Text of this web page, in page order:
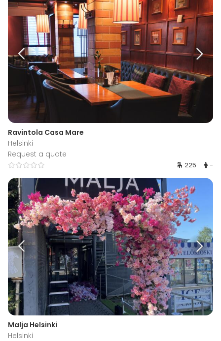
Ravintola Casa Mare
Helsinki
Request a quote
225 -
Malja Helsinki
Helsinki